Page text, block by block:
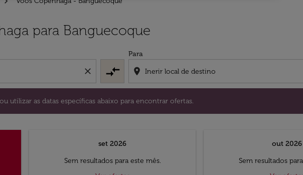
para Banguecoque
close compare_arrows
Para
location_on
utilizar as datas específicas abaixo para encontrar ofertas.
ou utilizar as datas específicas abaixo para encontrar ofertas.
set 2026
Sem resultados para este mês.
out 2026
Sem resultados